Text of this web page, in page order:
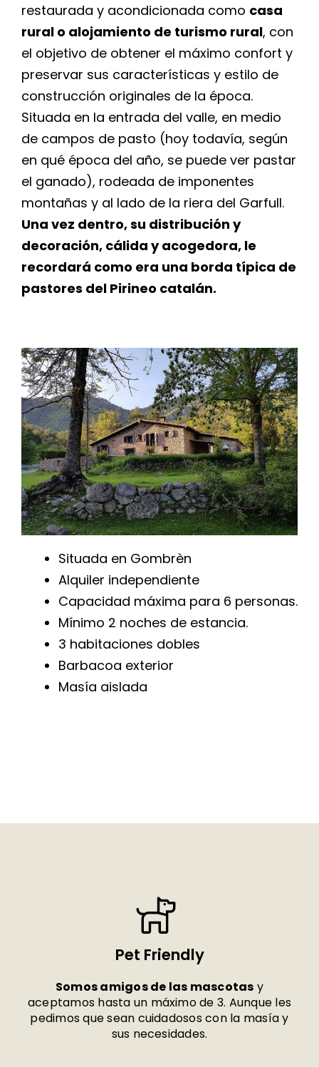
restaurada y acondicionada como casa
rural o alojamiento de turismo rural, con
el objetivo de obtener el máximo confort y
preservar sus características y estilo de
construcción originales de la época.
Situada en la entrada del valle, en medio
de campos de pasto (hoy todavía, según
en qué época del año, se puede ver pastar
el ganado), rodeada de imponentes
montañas y al lado de la riera del Garfull.
Una vez dentro, su distribución y
decoración, cálida y acogedora, le
recordará como era una borda típica de
pastores del Pirineo catalán.
Situada en Gombrèn
Alquiler independiente
Capacidad máxima para 6 personas.
Mínimo 2 noches de estancia.
3 habitaciones dobles
Barbacoa exterior
Masía aislada
Pet Friendly
Somos amigos de las mascotas y
aceptamos hasta un máximo de 3. Aunque les
pedimos que sean cuidadosos con la masía y
sus necesidades.